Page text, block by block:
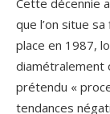
Cette décennie
que l’on situe
place en 1987,
diamétralement
prétendu «
tendances